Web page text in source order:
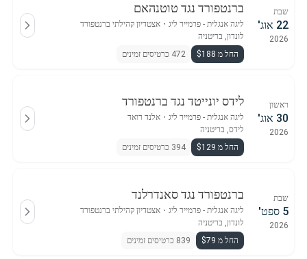
שבת
22 אוג'
2026
ברנטפורד נגד טוטנהאם
ליגה אנגלית - פרמייר ליג ・ אצטדיון קהילתי ברנטפורד
לונדון, בריטניה
החל מ $188
472 כרטיסים זמינים
ראשון
30 אוג'
2026
לידס יונייטד נגד ברנטפורד
ליגה אנגלית - פרמייר ליג ・ אלנד רואד
לידס, בריטניה
החל מ $129
394 כרטיסים זמינים
שבת
5 ספט'
2026
ברנטפורד נגד סאנדרלנד
ליגה אנגלית - פרמייר ליג ・ אצטדיון קהילתי ברנטפורד
לונדון, בריטניה
החל מ $79
839 כרטיסים זמינים